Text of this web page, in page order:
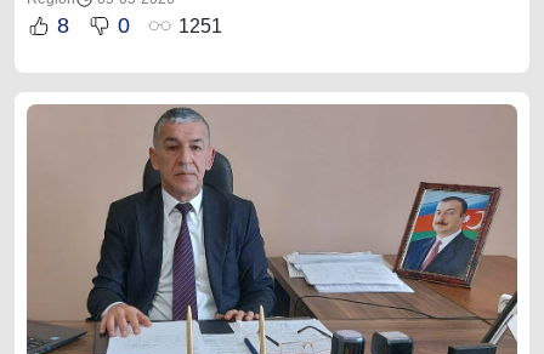
8 0 1251